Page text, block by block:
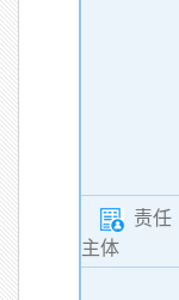
责任
主体